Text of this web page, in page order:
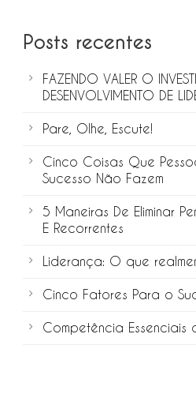
Posts recentes
FAZENDO VALER O
DESENVOLVIMENTO DE
Pare, Olhe, Escute!
Cinco Coisas Que
Sucesso Não Fazem
5 Maneiras De Eliminar
E Recorrentes
Liderança: O que
Cinco Fatores Para o
Competência Essenciais